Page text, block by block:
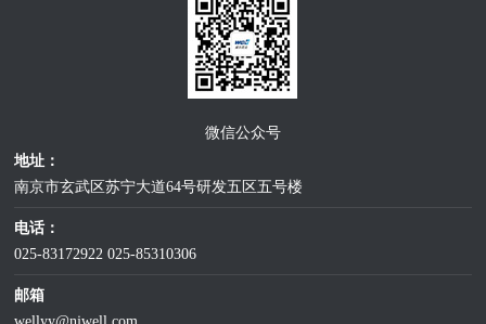
微信公众号
地址：
南京市玄武区苏宁大道64号研发五区五号楼
电话：
025-83172922025-85310306
邮箱